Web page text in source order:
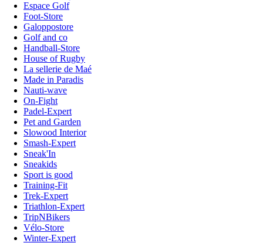
Espace Golf
Foot-Store
Galoppostore
Golf and co
Handball-Store
House of Rugby
La sellerie de Maé
Made in Paradis
Nauti-wave
On-Fight
Padel-Expert
Pet and Garden
Slowood Interior
Smash-Expert
Sneak'In
Sneakids
Sport is good
Training-Fit
Trek-Expert
Triathlon-Expert
TripNBikers
Vélo-Store
Winter-Expert